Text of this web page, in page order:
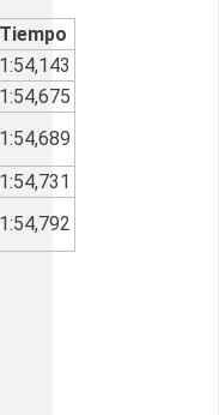
Tiempo
1:54,143
1:54,675
1:54,689
1:54,731
1:54,792